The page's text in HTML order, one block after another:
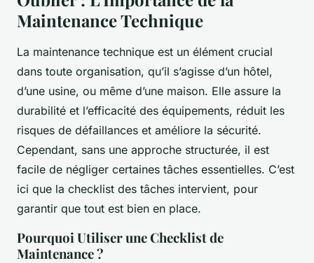
Maintenance Technique
La maintenance technique est un élément crucial
dans toute organisation, qu’il s’agisse d’un hôtel,
d’une usine, ou même d’une maison. Elle assure la
durabilité et l’efficacité des équipements, réduit les
risques de défaillances et améliore la sécurité.
Cependant, sans une approche structurée, il est
facile de négliger certaines tâches essentielles. C’est
ici que la checklist des tâches intervient, pour
garantir que tout est bien en place.
Pourquoi Utiliser une Checklist de
Maintenance ?